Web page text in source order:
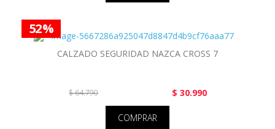
52 %
CALZADO SEGURIDAD NAZCA CROSS 7
$ 64.790 $ 30.990
COMPRAR